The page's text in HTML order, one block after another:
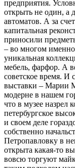
предприятия.
открыть не один, а
автоматов. А за
капитальная
приносили
– во многом
уникальная
мебель, фарфор. А
советское время. И
выставки – Марии
модерне в нашем
что в музее назрел
петербургское
и своем деле
собственно
Петропавловку в
открыта какая-то
вовсю торгуют